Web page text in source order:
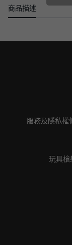
商品描述
服務及隱私權
玩具槍